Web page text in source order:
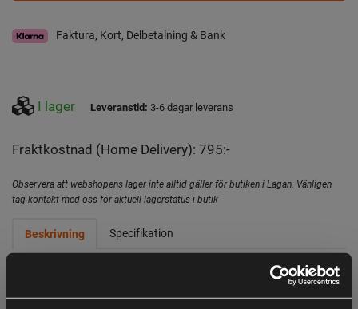
Faktura, Kort, Delbetalning & Bank
I lager Leveranstid: 3-6 dagar leverans
Fraktkostnad (Home Delivery): 795:-
Observera att webshopens lager inte alltid gäller för butiken i Lagan. Vänligen
tag kontakt med oss för aktuell lagerstatus i butik
Beskrivning Specifikation